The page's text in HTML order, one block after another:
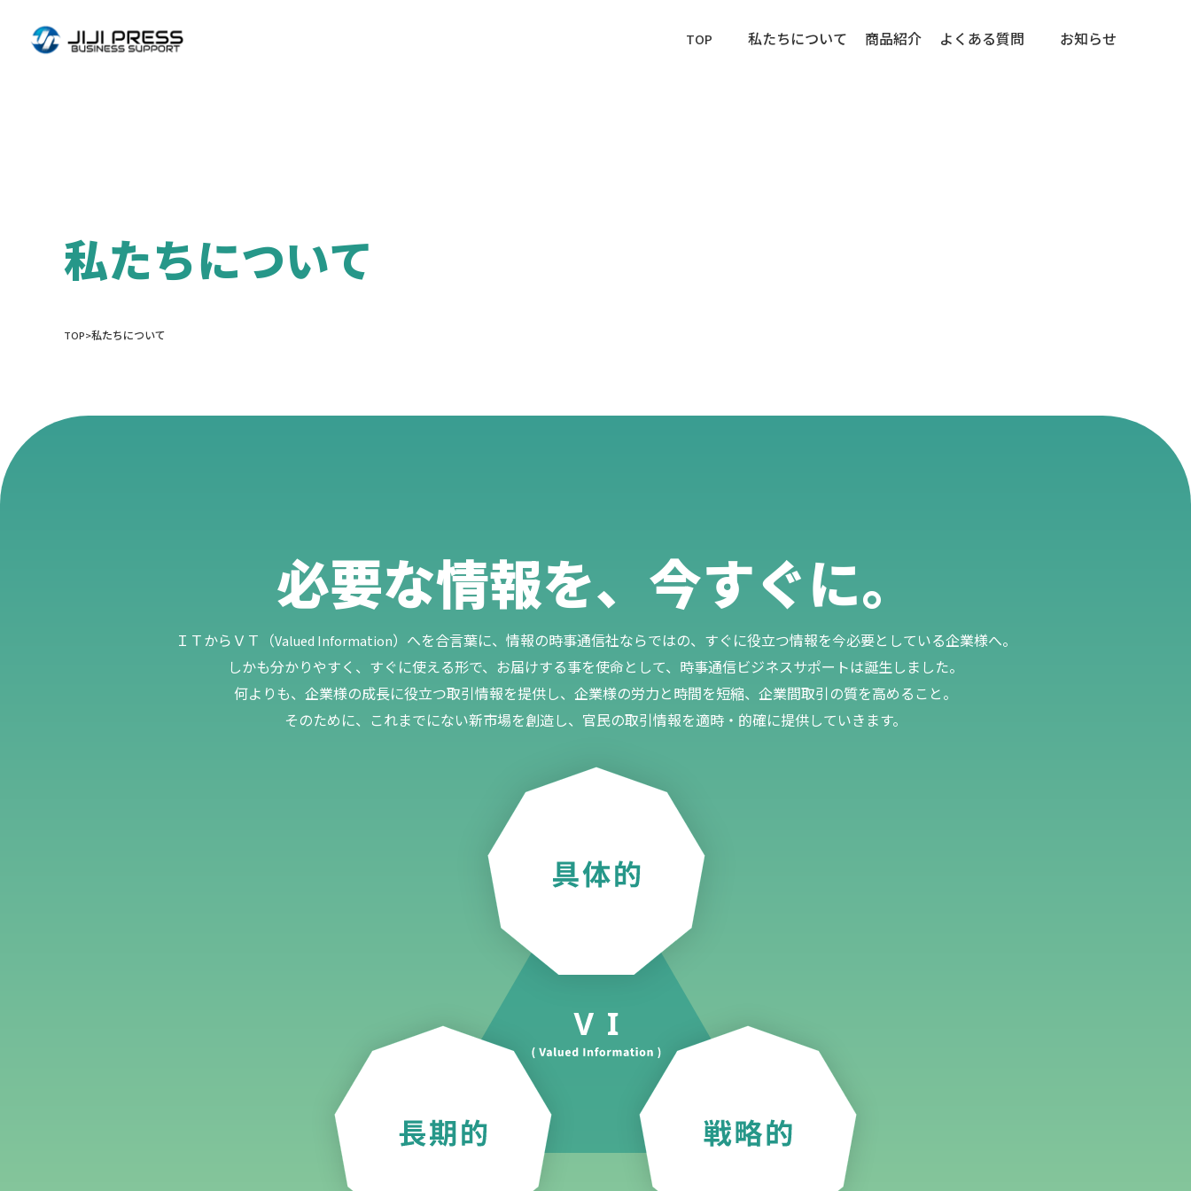
TOP 私たちについて 商品紹介 よくある質問 お知らせ
私たちについて
TOP>私たちについて
必要な情報を、今すぐに。
ＩＴからＶＴ（Valued Information）へを合言葉に、情報の時事通信社ならではの、すぐに役立つ情報を今必要としている企業様へ。​
しかも分かりやすく、すぐに使える形で、お届けする事を使命として、時事通信ビジネスサポートは誕生しました。​
何よりも、企業様の成長に役立つ取引情報を提供し、企業様の労力と時間を短縮、企業間取引の質を高めること。​
そのために、これまでにない新市場を創造し、官民の取引情報を適時・的確に提供していきます。